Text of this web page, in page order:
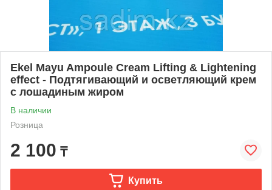
Ekel Mayu Ampoule Cream Lifting & Lightening
effect - Подтягивающий и осветляющий крем
с лошадиным жиром
В наличии
Розница
2 100 ₸
Купить